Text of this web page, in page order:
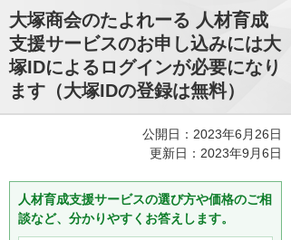
大塚商会のたよれーる 人材育成
支援サービスのお申し込みには大
塚IDによるログインが必要になり
ます（大塚IDの登録は無料）
公開日：2023年6月26日
更新日：2023年9月6日
人材育成支援サービスの選び方や価格のご相
談など、分かりやすくお答えします。